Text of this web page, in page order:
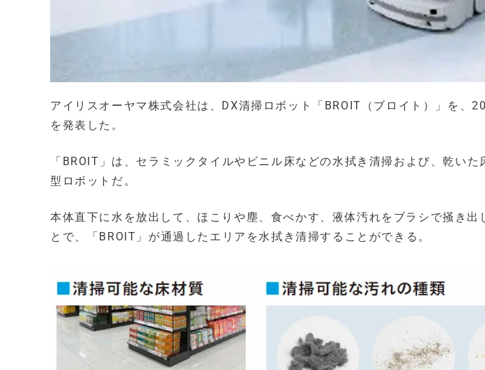
アイリスオーヤマ株式会社は、DX清掃ロボット「BROIT（ブロイト）」を、
を発表した。
「BROIT」は、セラミックタイルやビニル床などの水拭き清掃および、乾い
型ロボットだ。
本体直下に水を放出して、ほこりや塵、食べかす、液体汚れをブラシで掻き出
とで、「BROIT」が通過したエリアを水拭き清掃することができる。